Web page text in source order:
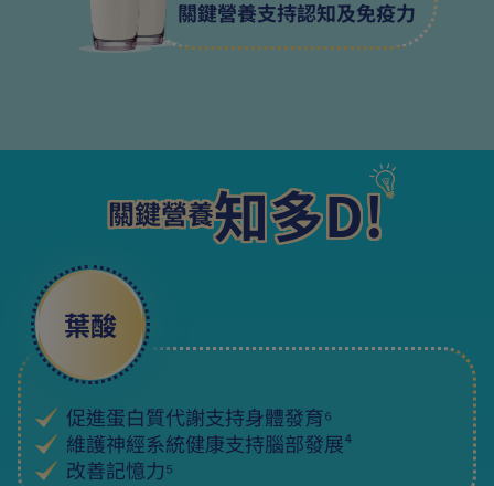
關鍵營養支持認知及免疫力
關鍵營養知多D!
葉酸
促進蛋白質代謝支持身體發育⁶
維護神經系統健康支持腦部發展⁴
改善記憶力⁵